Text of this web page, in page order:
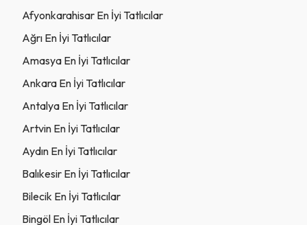
Afyonkarahisar En İyi Tatlıcılar
Ağrı En İyi Tatlıcılar
Amasya En İyi Tatlıcılar
Ankara En İyi Tatlıcılar
Antalya En İyi Tatlıcılar
Artvin En İyi Tatlıcılar
Aydın En İyi Tatlıcılar
Balıkesir En İyi Tatlıcılar
Bilecik En İyi Tatlıcılar
Bingöl En İyi Tatlıcılar